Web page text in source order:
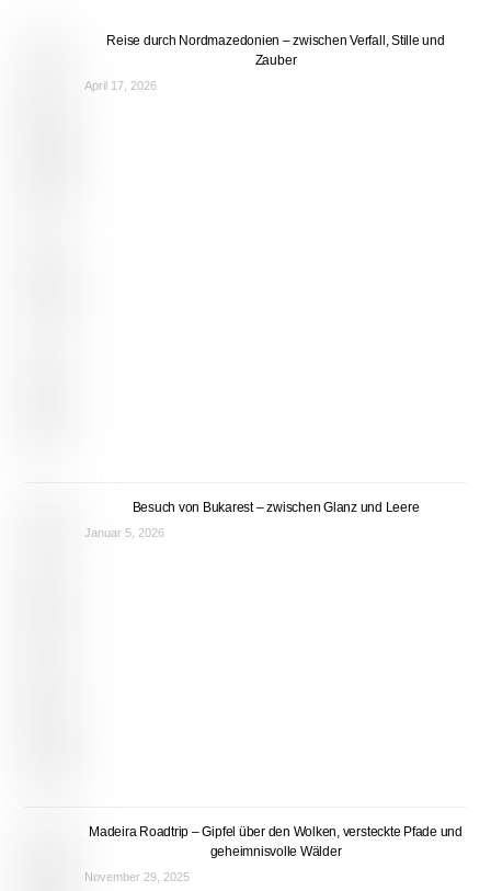
Reise durch Nordmazedonien – zwischen Verfall, Stille und
Zauber
April 17, 2026
Besuch von Bukarest – zwischen Glanz und Leere
Januar 5, 2026
Madeira Roadtrip – Gipfel über den Wolken, versteckte Pfade und
geheimnisvolle Wälder
November 29, 2025